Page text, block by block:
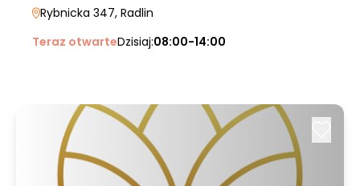
Rybnicka 347, Radlin
Teraz otwarteDzisiaj:08:00-14:00